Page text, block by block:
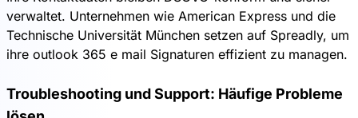
verwaltet. Unternehmen wie American Express und die
Technische Universität München setzen auf Spreadly, um
ihre outlook 365 e mail Signaturen effizient zu managen.
Troubleshooting und Support: Häufige Probleme